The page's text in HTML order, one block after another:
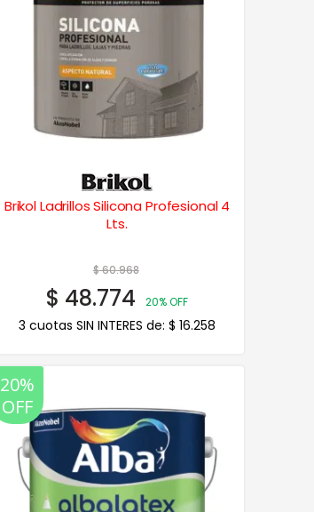
Brikol Ladrillos Silicona Profesional 4
Lts.
$60.968
$ 48.774 20% OFF
3 cuotas SIN INTERES de: $ 16.258
20%
OFF